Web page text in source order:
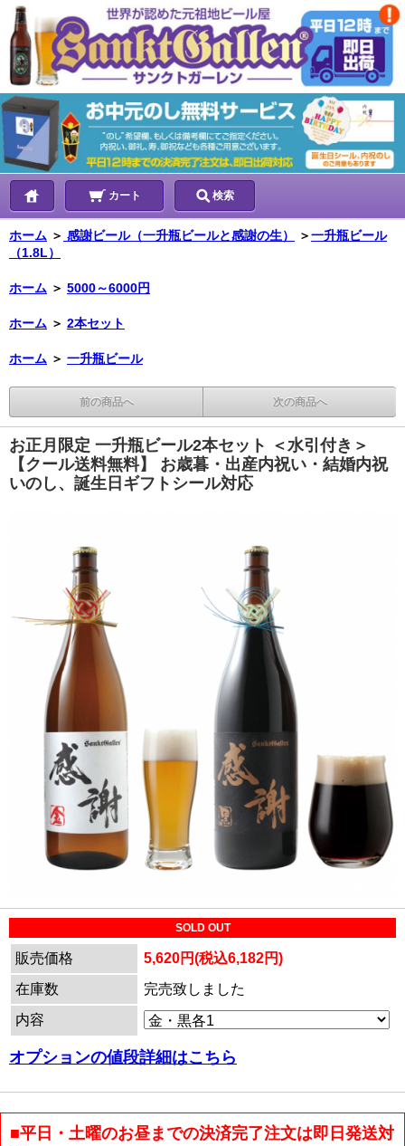
カート 検索
ホーム ＞ 感謝ビール（一升瓶ビールと感謝の生） ＞一升瓶ビール
（1.8L）
ホーム ＞ 5000～6000円
ホーム ＞ 2本セット
ホーム ＞ 一升瓶ビール
前の商品へ 次の商品へ
お正月限定 一升瓶ビール2本セット ＜水引付き＞
【クール送料無料】 お歳暮・出産内祝い・結婚内祝
いのし、誕生日ギフトシール対応
SOLD OUT
販売価格
5,620円(税込6,182円)
在庫数
完売致しました
内容
オプションの値段詳細はこちら
■平日・土曜のお昼までの決済完了注文は即日発送対